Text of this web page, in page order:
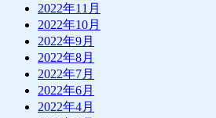
2022年11月
2022年10月
2022年9月
2022年8月
2022年7月
2022年6月
2022年4月